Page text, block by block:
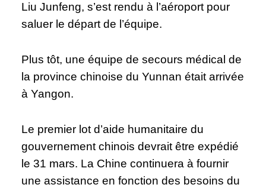
Liu Junfeng, s’est rendu à l’aéroport pour
saluer le départ de l’équipe.
Plus tôt, une équipe de secours médical de
la province chinoise du Yunnan était arrivée
à Yangon.
Le premier lot d’aide humanitaire du
gouvernement chinois devrait être expédié
le 31 mars. La Chine continuera à fournir
une assistance en fonction des besoins du